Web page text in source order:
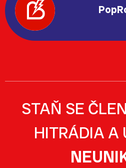
STAŇ SE
HITRÁDIA A